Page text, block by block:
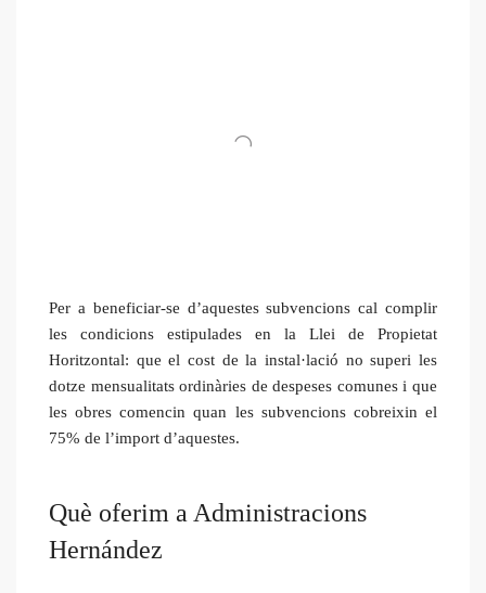
Per a beneficiar-se d’aquestes subvencions cal complir
les condicions estipulades en la Llei de Propietat
Horitzontal: que el cost de la instal·lació no superi les
dotze mensualitats ordinàries de despeses comunes i que
les obres comencin quan les subvencions cobreixin el
75% de l’import d’aquestes.
Què oferim a Administracions
Hernández